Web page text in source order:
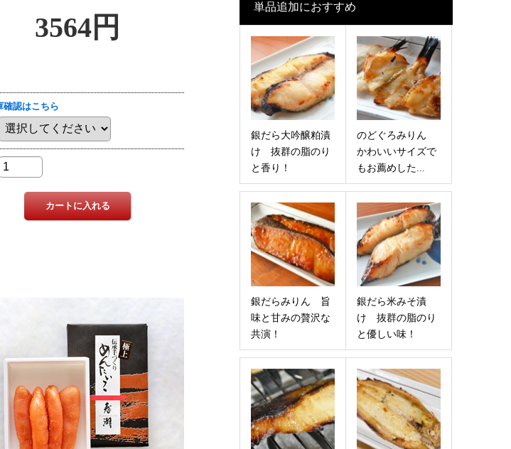
3564円
単品追加におすすめ
銀だら大吟醸粕漬
け 抜群の脂のり
と香り！
のどぐろみりん
かわいいサイズで
もお薦めした...
銀だらみりん 旨
味と甘みの贅沢な
共演！
銀だら米みそ漬
け 抜群の脂のり
と優しい味！